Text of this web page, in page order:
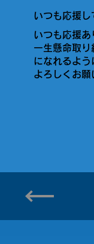
いつも応援
いつも応援あ
一生懸命取り
になれるよ
よろしくお願